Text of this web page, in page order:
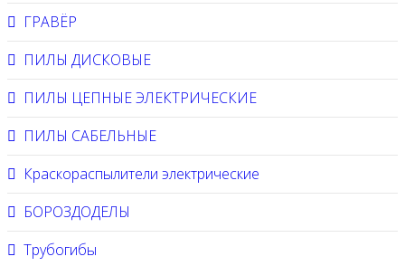
ГРАВЁР
ПИЛЫ ДИСКОВЫЕ
ПИЛЫ ЦЕПНЫЕ ЭЛЕКТРИЧЕСКИЕ
ПИЛЫ САБЕЛЬНЫЕ
Краскораспылители электрические
БОРОЗДОДЕЛЫ
Трубогибы